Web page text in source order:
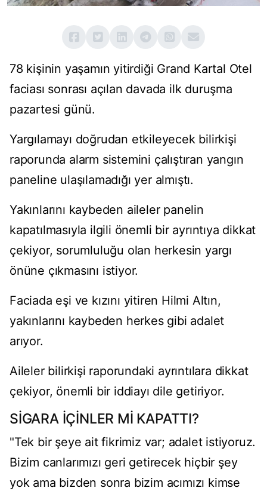
78 kişinin yaşamın yitirdiği Grand Kartal Otel
faciası sonrası açılan davada ilk duruşma
pazartesi günü.
Yargılamayı doğrudan etkileyecek bilirkişi
raporunda alarm sistemini çalıştıran yangın
paneline ulaşılamadığı yer almıştı.
Yakınlarını kaybeden aileler panelin
kapatılmasıyla ilgili önemli bir ayrıntıya dikkat
çekiyor, sorumluluğu olan herkesin yargı
önüne çıkmasını istiyor.
Faciada eşi ve kızını yitiren Hilmi Altın,
yakınlarını kaybeden herkes gibi adalet
arıyor.
Aileler bilirkişi raporundaki ayrıntılara dikkat
çekiyor, önemli bir iddiayı dile getiriyor.
SİGARA İÇİNLER Mİ KAPATTI?
"Tek bir şeye ait fikrimiz var; adalet istiyoruz.
Bizim canlarımızı geri getirecek hiçbir şey
yok ama bizden sonra bizim acımızı kimse